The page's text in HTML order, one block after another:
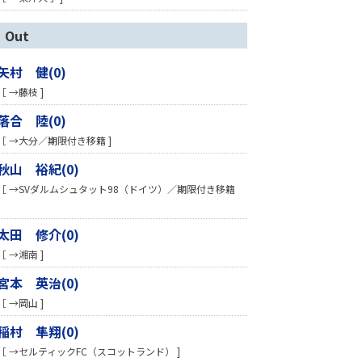
Out
村 健(0)
→藤枝 ]
合 陸(0)
→大分／期限付き移籍 ]
山 裕紀(0)
→SVダルムシュタット98（ドイツ）／期限付き移籍
田 修介(0)
→湘南 ]
本 英治(0)
→岡山 ]
村 隼翔(0)
→セルティックFC（スコットランド） ]